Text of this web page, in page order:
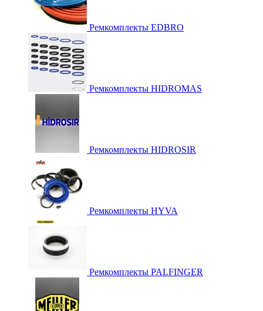
Ремкомплекты EDBRO
Ремкомплекты HIDROMAS
Ремкомплекты HIDROSIR
Ремкомплекты HYVA
Ремкомплекты PALFINGER